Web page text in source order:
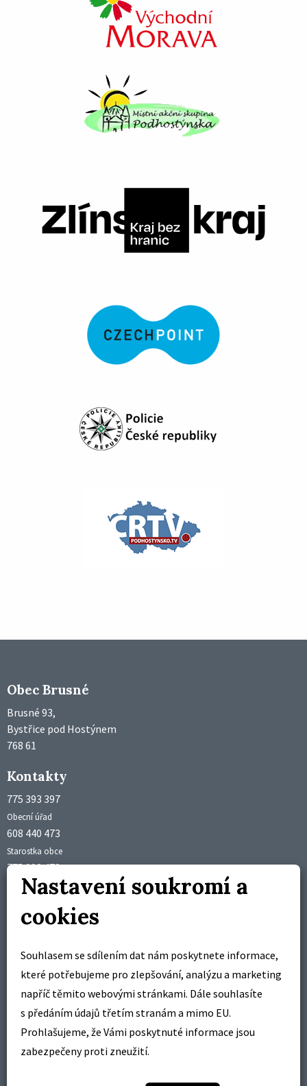
Obec Brusné
Brusné 93,
Bystřice pod Hostýnem
768 61
Kontakty
775 393 397
Obecní úřad
608 440 473
Starostka obce
775 992 473
Účetní obce
starosta@brusne.cz
Úřední hodiny
pondělí 18:00 – 19:00 hodin
středa 18:00 – 19:00 hodin
Pracovní doba
pondělí – pátek
7:00 – 14:30
Nastavení soukromí a
cookies
Souhlasem se sdílením dat nám poskytnete informace,
které potřebujeme pro zlepšování, analýzu a marketing
napříč těmito webovými stránkami. Dále souhlasíte
s předáním údajů třetím stranám a mimo EU.
Prohlašujeme, že Vámi poskytnuté informace jsou
zabezpečeny proti zneužití.